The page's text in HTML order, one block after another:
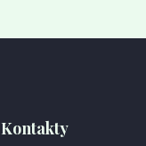
Kontakty